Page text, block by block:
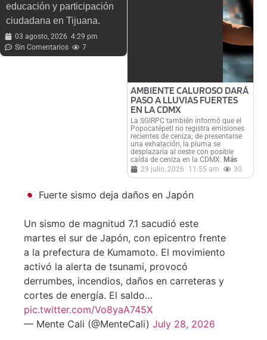
educación y participación
ciudadana en Tijuana.
03 agosto, 2026 4:29 pm
Sin Comentarios
7
AMBIENTE CALUROSO DARÁ
PASO A LLUVIAS FUERTES
EN LA CDMX
La SGIRPC también informó que el
Popocatépetl no registra emisiones
recientes de ceniza; de presentarse
una exhalación, la pluma se
desplazaría al oeste con posible
caída de ceniza en la CDMX. Más
29 julio, 2026
11:55 am 30
🇯🇵 Fuerte sismo deja daños en Japón
Un sismo de magnitud 7.1 sacudió este
martes el sur de Japón, con epicentro frente
a la prefectura de Kumamoto. El movimiento
activó la alerta de tsunami, provocó
derrumbes, incendios, daños en carreteras y
cortes de energía. El saldo…
pic.twitter.com/Vo8yaA745X
— Mente Cali (@MenteCali) July 28, 2026